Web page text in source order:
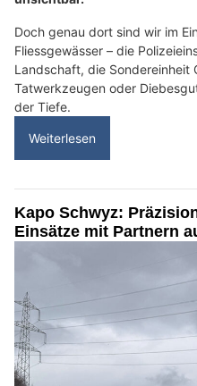
Doch genau dort sind wir im
Fliessgewässer – die
Landschaft, die Sondereinheit
Tatwerkzeugen oder
der Tiefe.
Weiterlesen
Kapo Schwyz:
Einsätze mit Partnern